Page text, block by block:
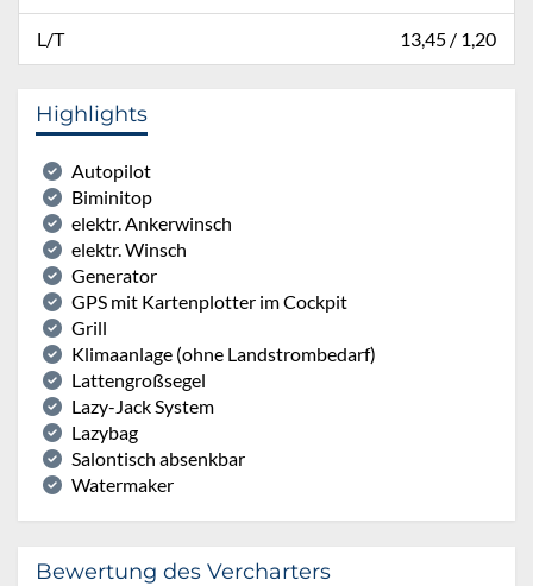
L/T 13,45 / 1,20
Highlights
Autopilot
Biminitop
elektr. Ankerwinsch
elektr. Winsch
Generator
GPS mit Kartenplotter im Cockpit
Grill
Klimaanlage (ohne Landstrombedarf)
Lattengroßsegel
Lazy-Jack System
Lazybag
Salontisch absenkbar
Watermaker
Bewertung des Vercharters